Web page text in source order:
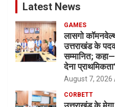
Latest News
GAMES
लासगो
उत्तराखंड के
सम्मानित;
देना
August 7, 2026
CORBETT